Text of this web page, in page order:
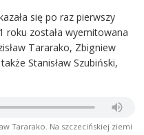
się po raz pierwszy
roku została wyemitowana
Tararako, Zbigniew
Stanisław Szubiński,
Tararako. Na szczecińskiej ziemi